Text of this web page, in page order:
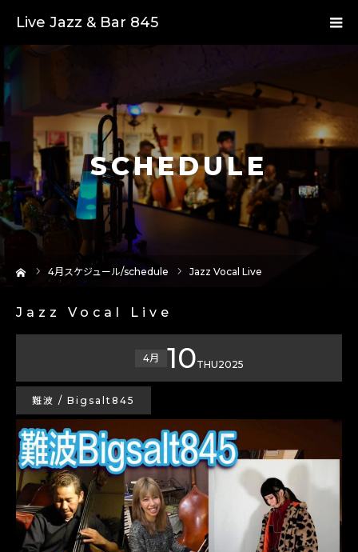
Live Jazz & Bar 845
SCHEDULE
4月スケジュール/schedule Jazz Vocal Live
Jazz Vocal Live
4月 10THU2025
難波 / Bigsalt845